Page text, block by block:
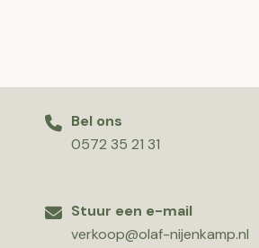
Bel ons
0572 35 21 31
Stuur een e-mail
verkoop@olaf-nijenkamp.nl